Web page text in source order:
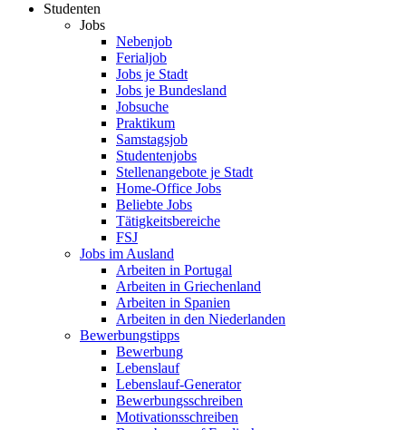
Studenten
Jobs
Nebenjob
Ferialjob
Jobs je Stadt
Jobs je Bundesland
Jobsuche
Praktikum
Samstagsjob
Studentenjobs
Stellenangebote je Stadt
Home-Office Jobs
Beliebte Jobs
Tätigkeitsbereiche
FSJ
Jobs im Ausland
Arbeiten in Portugal
Arbeiten in Griechenland
Arbeiten in Spanien
Arbeiten in den Niederlanden
Bewerbungstipps
Bewerbung
Lebenslauf
Lebenslauf-Generator
Bewerbungsschreiben
Motivationsschreiben